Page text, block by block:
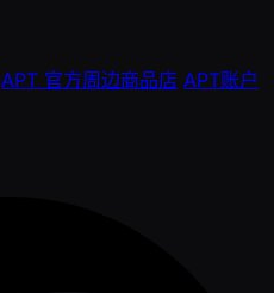
APT 官方周边商品店 APT账户